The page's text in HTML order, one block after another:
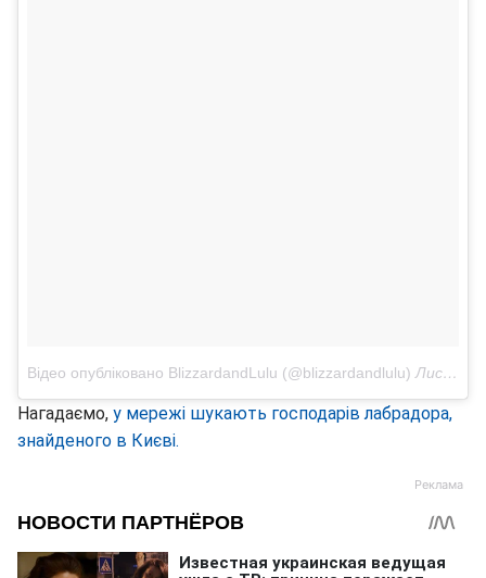
Відео опубліковано BlizzardandLulu (@blizzardandlulu) Лис 6 2016 о 5:07 PST
Нагадаємо, у мережі шукають господарів лабрадора,
знайденого в Києві.